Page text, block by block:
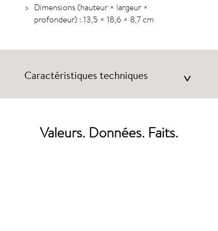
Dimensions (hauteur × largeur ×
profondeur) : 13,5 × 18,6 × 8,7 cm
Caractéristiques techniques >
Valeurs. Données. Faits.